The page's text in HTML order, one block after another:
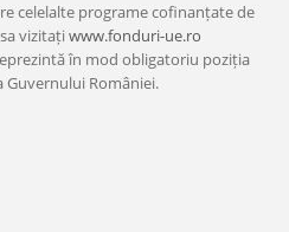
celelalte programe cofinanțate de
vizitațiwww.fonduri-ue.ro
în mod obligatoriu poziția
Guvernului României.